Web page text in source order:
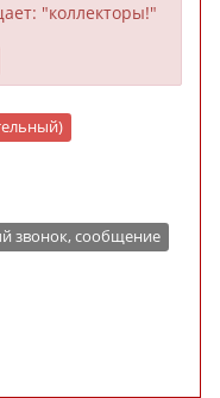
"коллекторы!"
звонок, сообщение